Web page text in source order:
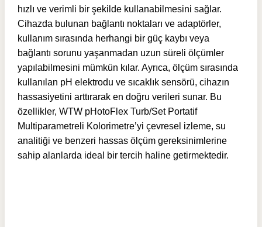
hızlı ve verimli bir şekilde kullanabilmesini sağlar.
Cihazda bulunan bağlantı noktaları ve adaptörler,
kullanım sırasında herhangi bir güç kaybı veya
bağlantı sorunu yaşanmadan uzun süreli ölçümler
yapılabilmesini mümkün kılar. Ayrıca, ölçüm sırasında
kullanılan pH elektrodu ve sıcaklık sensörü, cihazın
hassasiyetini arttırarak en doğru verileri sunar. Bu
özellikler, WTW pHotoFlex Turb/Set Portatif
Multiparametreli Kolorimetre’yi çevresel izleme, su
analitiği ve benzeri hassas ölçüm gereksinimlerine
sahip alanlarda ideal bir tercih haline getirmektedir.